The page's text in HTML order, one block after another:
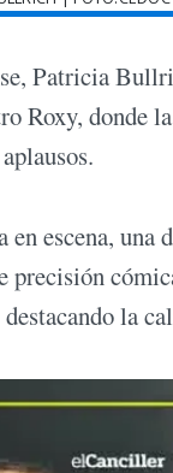
Patricia
Roxy, donde
escena, una
precisión
la